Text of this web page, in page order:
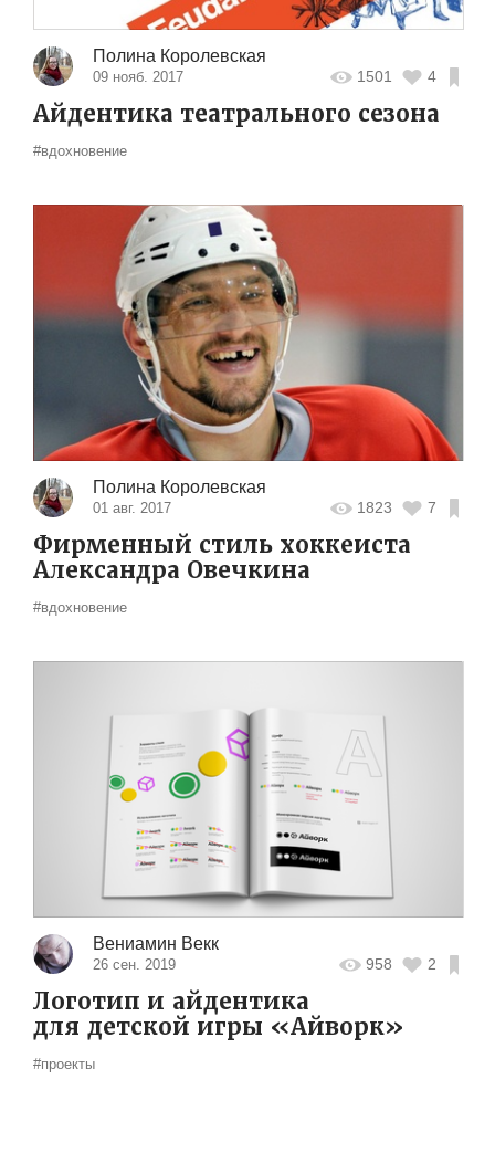
Полина Королевская
09 нояб. 2017 1501 4
Айдентика театрального сезона
#вдохновение
Полина Королевская
01 авг. 2017 1823 7
Фирменный стиль хоккеиста
Александра Овечкина
#вдохновение
Вениамин Векк
26 сен. 2019 958 2
Логотип и айдентика
для детской игры «Айворк»
#проекты